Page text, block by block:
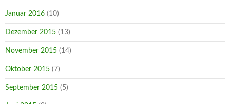
Januar 2016 (10)
Dezember 2015 (13)
November 2015 (14)
Oktober 2015 (7)
September 2015 (5)